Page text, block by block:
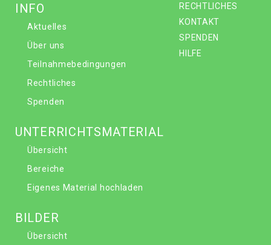
RECHTLICHES
KONTAKT
SPENDEN
HILFE
INFO
Aktuelles
Über uns
Teilnahmebedingungen
Rechtliches
Spenden
UNTERRICHTSMATERIAL
Übersicht
Bereiche
Eigenes Material hochladen
BILDER
Übersicht